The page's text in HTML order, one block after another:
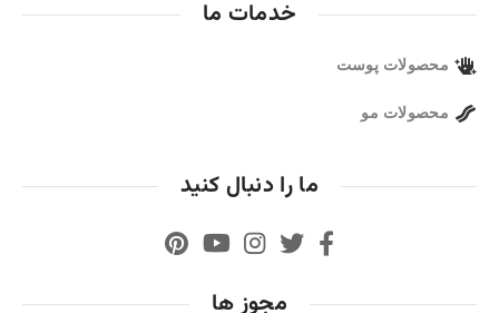
خدمات ما
محصولات پوست
محصولات مو
ما را دنبال کنید
مجوز ها